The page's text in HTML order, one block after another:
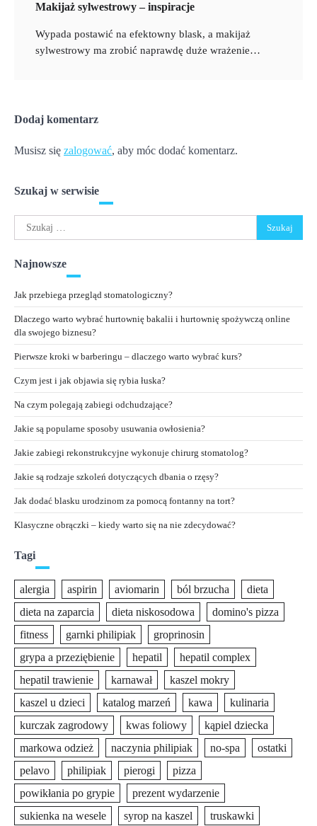
Makijaż sylwestrowy – inspiracje
Wypada postawić na efektowny blask, a makijaż
sylwestrowy ma zrobić naprawdę duże wrażenie…
Dodaj komentarz
Musisz się zalogować, aby móc dodać komentarz.
Szukaj w serwisie
Szukaj:
Najnowsze
Jak przebiega przegląd stomatologiczny?
Dlaczego warto wybrać hurtownię bakalii i hurtownię spożywczą online
dla swojego biznesu?
Pierwsze kroki w barberingu – dlaczego warto wybrać kurs?
Czym jest i jak objawia się rybia łuska?
Na czym polegają zabiegi odchudzające?
Jakie są popularne sposoby usuwania owłosienia?
Jakie zabiegi rekonstrukcyjne wykonuje chirurg stomatolog?
Jakie są rodzaje szkoleń dotyczących dbania o rzęsy?
Jak dodać blasku urodzinom za pomocą fontanny na tort?
Klasyczne obrączki – kiedy warto się na nie zdecydować?
Tagi
alergia aspirin aviomarin ból brzucha
dieta
dieta na zaparcia
dieta niskosodowa
domino's pizza
fitness
garnki philipiak
groprinosin
grypa a przeziębienie
hepatil
hepatil complex
hepatil trawienie
karnawał
kaszel mokry
kaszel u dzieci
katalog marzeń kawa
kulinaria
kurczak zagrodowy
kwas foliowy
kąpiel dziecka
markowa odzież
naczynia philipiak no-spa
ostatki
pelavo
philipiak pierogi
pizza
powikłania po grypie
prezent wydarzenie
sukienka na wesele
syrop na kaszel truskawki